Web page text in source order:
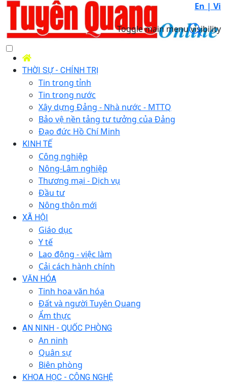
En | Vi
Toggle main menu visibility
THỜI SỰ - CHÍNH TRỊ
Tin trong tỉnh
Tin trong nước
Xây dựng Đảng - Nhà nước - MTTQ
Bảo vệ nền tảng tư tưởng của Đảng
Đạo đức Hồ Chí Minh
KINH TẾ
Công nghiệp
Nông-Lâm nghiệp
Thương mại - Dịch vụ
Đầu tư
Nông thôn mới
XÃ HỘI
Giáo dục
Y tế
Lao động - việc làm
Cải cách hành chính
VĂN HÓA
Tinh hoa văn hóa
Đất và người Tuyên Quang
Ẩm thực
AN NINH - QUỐC PHÒNG
An ninh
Quân sự
Biên phòng
KHOA HỌC - CÔNG NGHỆ